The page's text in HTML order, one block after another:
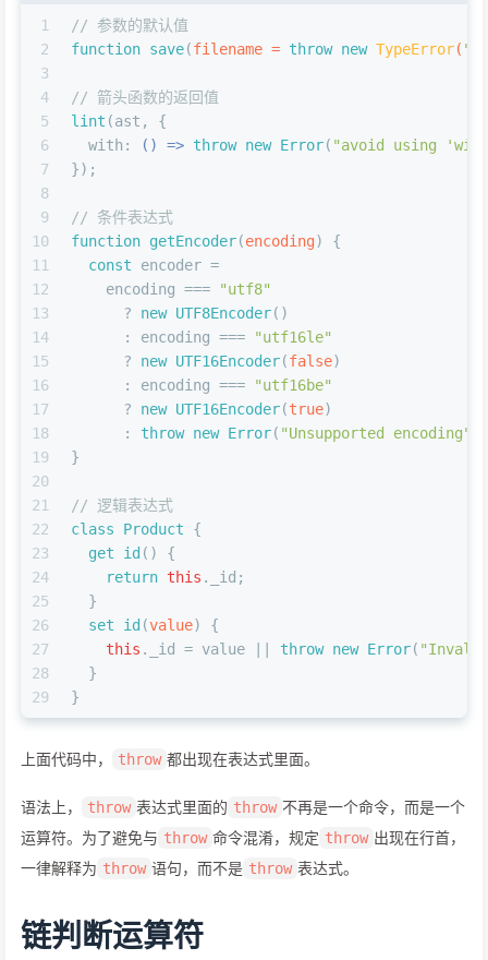
1
2
3
4
5
6
7
8
9
10
11
12
13
14
15
16
17
18
19
20
21
22
23
24
25
26
27
28
29
// 参数的默认值
function save(filename = throw new TypeError(
// 箭头函数的返回值
lint (ast, {
with : () => throw new Error( "avoid using
});
// 条件表达式
function getEncoder(encoding) {
const encoder =
    encoding ===
"utf8"
      ?
new UTF8Encoder()
      : encoding ===
"utf16le"
      ?
new UTF16Encoder(false)
      : encoding ===
"utf16be"
      ?
new UTF16Encoder(true)
      :
throw new Error( "Unsupported encoding"
}
// 逻辑表达式
class
Product {
get
id () {
return this . _id ;
  }
set
id (value) {
this . _id = value || throw new Error(
  }
}
上面代码中， throw 都出现在表达式里面。
语法上， throw 表达式里面的 throw 不再是一个命令，而是一个
运算符。为了避免与 throw 命令混淆，规定 throw 出现在行首，
一律解释为 throw 语句，而不是 throw 表达式。
链判断运算符